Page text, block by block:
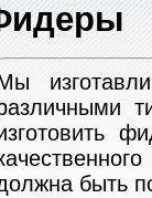
быть